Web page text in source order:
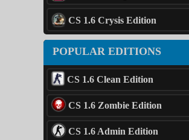
CS 1.6 Crysis Edition
POPULAR EDITIONS
CS 1.6 Clean Edition
CS 1.6 Zombie Edition
CS 1.6 Admin Edition